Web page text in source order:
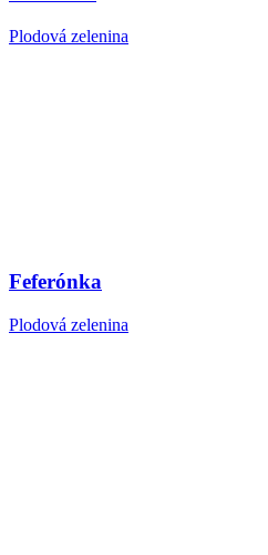
Plodová zelenina
Feferónka
Plodová zelenina